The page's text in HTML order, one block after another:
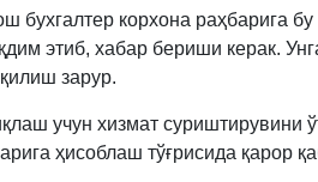
бухгалтер корхона раҳбарига бу
этиб, хабар бериши керак.
зарур.
учун хизмат суриштирувини
ҳисоблаш тўғрисида қарор